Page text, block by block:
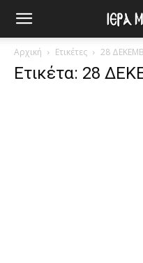
Αρχική Ετικέτες 28
Ετικέτα: 28